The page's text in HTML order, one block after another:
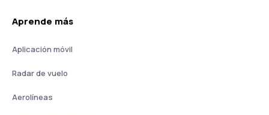
Aprende más
Aplicación móvil
Radar de vuelo
Aerolíneas